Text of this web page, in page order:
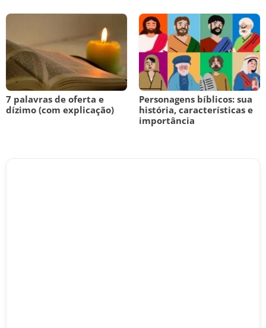
7 palavras de oferta e
dízimo (com explicação)
Personagens bíblicos: sua
história, características e
importância